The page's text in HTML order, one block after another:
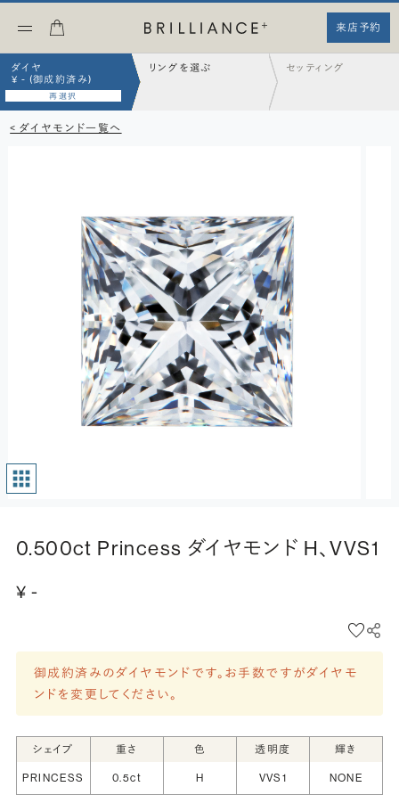
来店予約
ダイヤ
¥ - (御成約済み)
再選択
リングを選ぶ セッティング
< ダイヤモンド一覧へ
0.500ct Princess ダイヤモンド H、VVS1
¥ -
御成約済みのダイヤモンドです。お手数ですがダイヤモ
ンドを変更してください。
シェイプ 重さ 色 透明度 輝き
PRINCESS 0.5ct H VVS1 NONE